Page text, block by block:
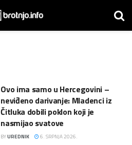
Ovo ima samo u Hercegovini –
neviđeno darivanje: Mladenci iz
Čitluka dobili poklon koji je
nasmijao svatove
BYUREDNIK 6. SRPNJA 2026.